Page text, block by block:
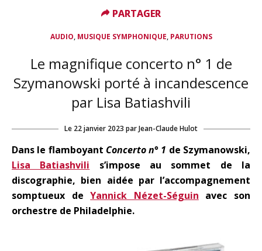
AUDIO, MUSIQUE SYMPHONIQUE, PARUTIONS
Le magnifique concerto n° 1 de
Szymanowski porté à incandescence
par Lisa Batiashvili
Le 22 janvier 2023 parJean-Claude Hulot
Dans le flamboyant Concerto n° 1 de Szymanowski,
Lisa Batiashvili s’impose au sommet de la
discographie, bien aidée par l’accompagnement
somptueux deYannick Nézet-Séguin avec son
orchestre de Philadelphie.
PARTAGER
PARTAGER